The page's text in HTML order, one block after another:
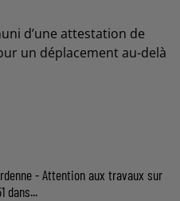
d’une attestation de
un déplacement au-delà
- Attention aux travaux sur
dans...